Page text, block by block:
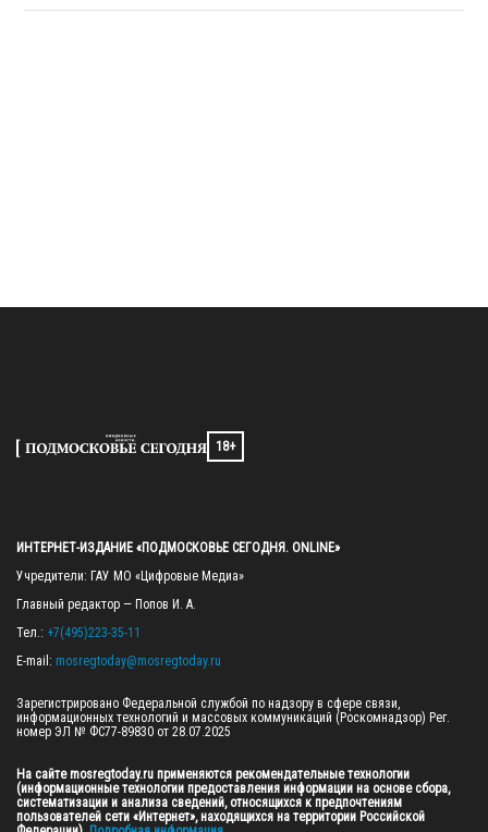
18+
ИНТЕРНЕТ-ИЗДАНИЕ «ПОДМОСКОВЬЕ СЕГОДНЯ. ONLINE»
Учредители: ГАУ МО «Цифровые Медиа»
Главный редактор — Попов И. А.
Тел.: +7(495)223-35-11
E-mail: mosregtoday@mosregtoday.ru
Зарегистрировано Федеральной службой по надзору в сфере связи,
информационных технологий и массовых коммуникаций (Роскомнадзор) Рег.
номер ЭЛ № ФС77-89830 от 28.07.2025
На сайте mosregtoday.ru применяются рекомендательные технологии
(информационные технологии предоставления информации на основе сбора,
систематизации и анализа сведений, относящихся к предпочтениям
пользователей сети «Интернет», находящихся на территории Российской